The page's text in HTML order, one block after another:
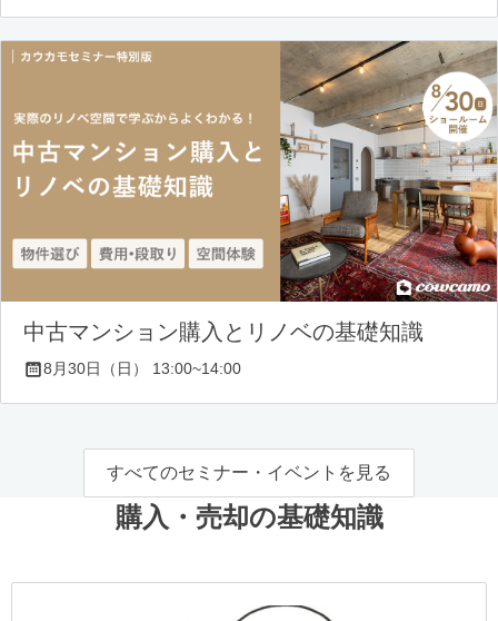
中古マンション購入とリノベの基礎知識
8月30日（日） 13:00~14:00
すべてのセミナー・イベントを見る
購入・売却の基礎知識